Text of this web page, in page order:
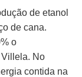
de etanol
de cana.
o
No
contida na